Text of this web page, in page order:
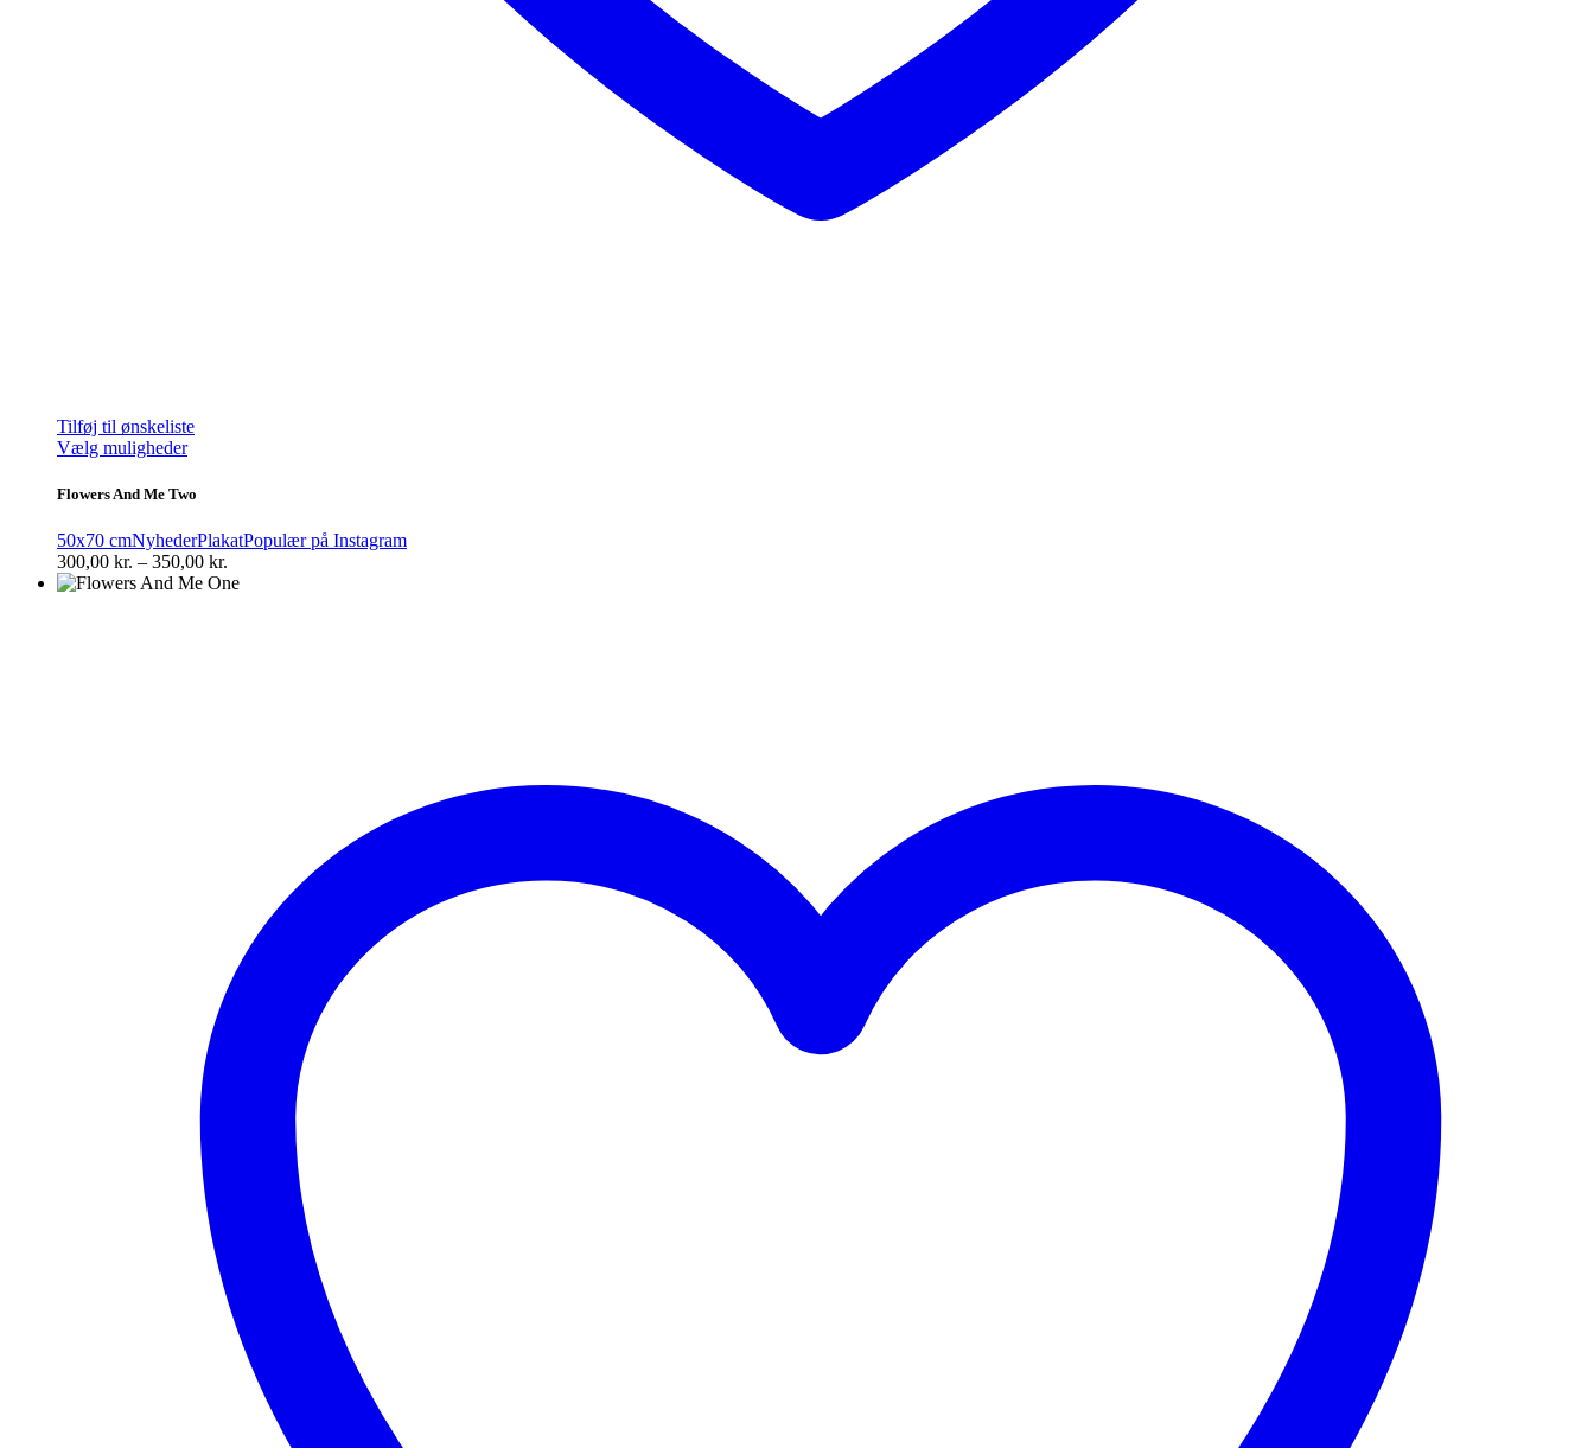
Tilføj til ønskeliste
Vælg mulighederDette
har
varianter.
Mulighederne
kan
vælges
Flowers And Me Two
50x70 cmNyhederPlakatPopulær på Instagram
300,00 kr. – 350,00 kr.
300,00 kr.